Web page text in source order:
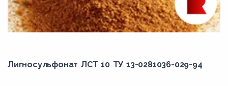
Лигносульфонат ЛСТ 10 ТУ 13-0281036-029-94